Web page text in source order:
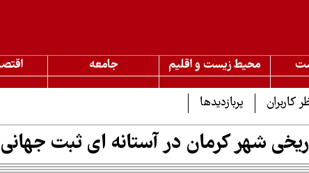
محیط زیست و اقلیم جامعه
کاربران پربازدیدها
شهر کرمان در آستانه ای ثبت